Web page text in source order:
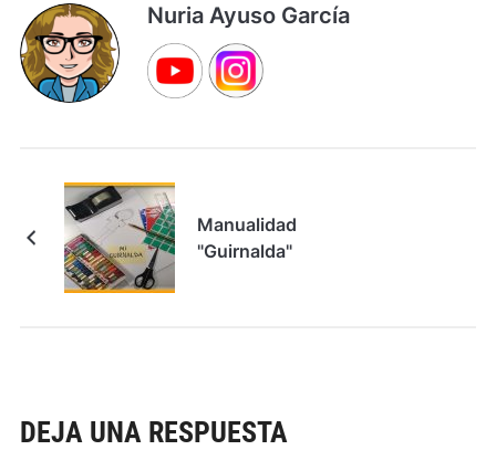
Nuria Ayuso García
Manualidad
"Guirnalda"
DEJA UNA RESPUESTA